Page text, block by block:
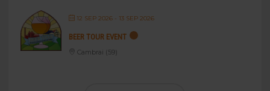
12 SEP 2026- 13 SEP 2026
BEER TOUR EVENT
Cambrai (59)